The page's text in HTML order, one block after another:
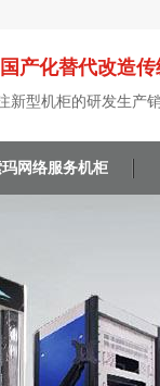
国产化替代改造
新型机柜的研发生产
网络服务机柜